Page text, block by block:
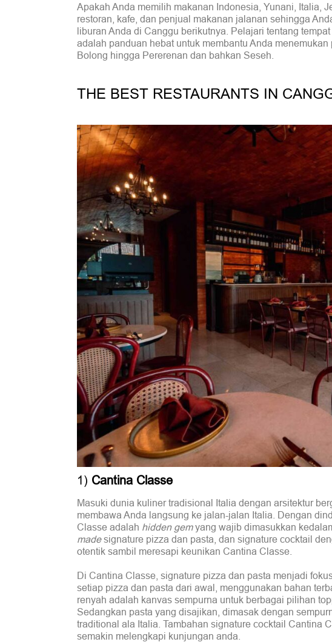
Apakah Anda memilih makanan Indonesia, Yunani, Italia,
restoran, kafe, dan penjual makanan jalanan sehingga
liburan Anda di Canggu berikutnya. Pelajari tentang
adalah panduan hebat untuk membantu Anda
Bolong hingga Pererenan dan bahkan Seseh.
THE BEST RESTAURANTS IN
1) Cantina Classe
Masuki dunia kuliner tradisional Italia dengan arsitektur
membawa Anda langsung ke jalan-jalan Italia. Dengan
Classe adalah hidden gemyang wajib dimasukkan
madesignature pizza dan pasta, dan signature cocktail
otentik sambil meresapi keunikan Cantina Classe.
Di Cantina Classe, signature pizza dan pasta menjadi
setiap pizza dan pasta dari awal, menggunakan bahan
renyah adalah kanvas sempurna untuk berbagai pilihan
Sedangkan pasta yang disajikan, dimasak dengan
traditional ala Italia. Tambahan signature cocktail Cantina
semakin melengkapi kunjungan anda.